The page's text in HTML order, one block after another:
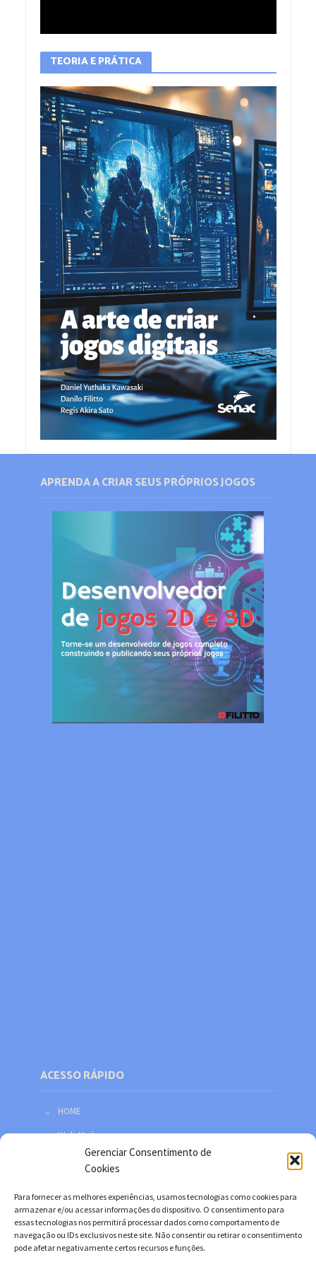
Gerenciar Consentimento de
Cookies
Para fornecer as melhores experiências, usamos tecnologias como cookies para
armazenar e/ou acessar informações do dispositivo. O consentimento para
essas tecnologias nos permitirá processar dados como comportamento de
navegação ou IDs exclusivos neste site. Não consentir ou retirar o consentimento
pode afetar negativamente certos recursos e funções.
TEORIA E PRÁTICA
APRENDA A CRIAR SEUS PRÓPRIOS JOGOS
ACESSO RÁPIDO
HOME
Web Mail
Política de privacidade
Facebook
Twitter
YouTube